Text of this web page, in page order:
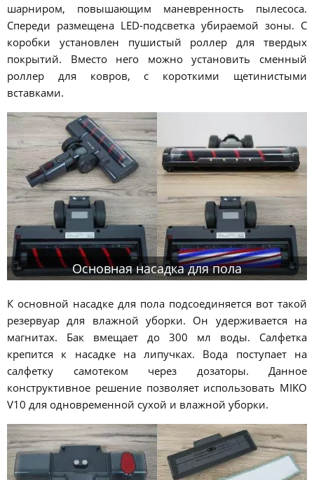
шарниром, повышающим маневренность пылесоса.
Спереди размещена LED-подсветка убираемой зоны. С
коробки установлен пушистый роллер для твердых
покрытий. Вместо него можно установить сменный
роллер для ковров, с короткими щетинистыми
вставками.
Основная насадка для пола
К основной насадке для пола подсоединяется вот такой
резервуар для влажной уборки. Он удерживается на
магнитах. Бак вмещает до 300 мл воды. Салфетка
крепится к насадке на липучках. Вода поступает на
салфетку самотеком через дозаторы. Данное
конструктивное решение позволяет использовать MIKO
V10 для одновременной сухой и влажной уборки.